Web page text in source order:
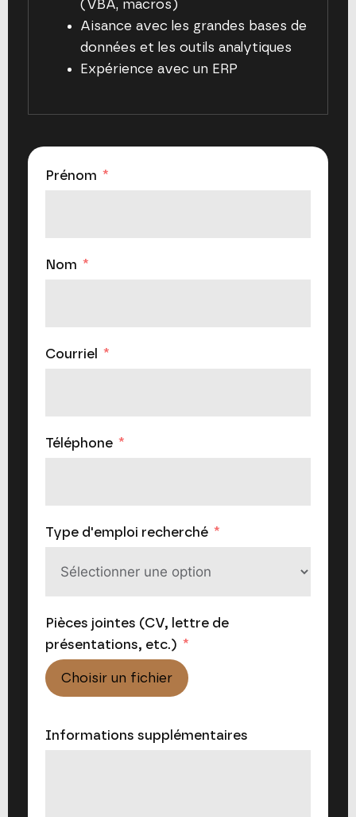
(VBA, macros)
Aisance avec les grandes bases de
données et les outils analytiques
Expérience avec un ERP
Prénom
Nom
Courriel
Téléphone
Type d'emploi recherché
Pièces jointes (CV, lettre de
présentations, etc.)
Choisir un fichier
Informations supplémentaires